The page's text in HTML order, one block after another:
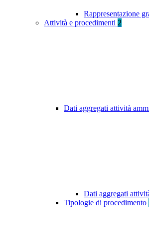
Rappresentazione
Attività e procedimenti 2
Dati aggregati attività
Dati aggregati
Tipologie di procedimento